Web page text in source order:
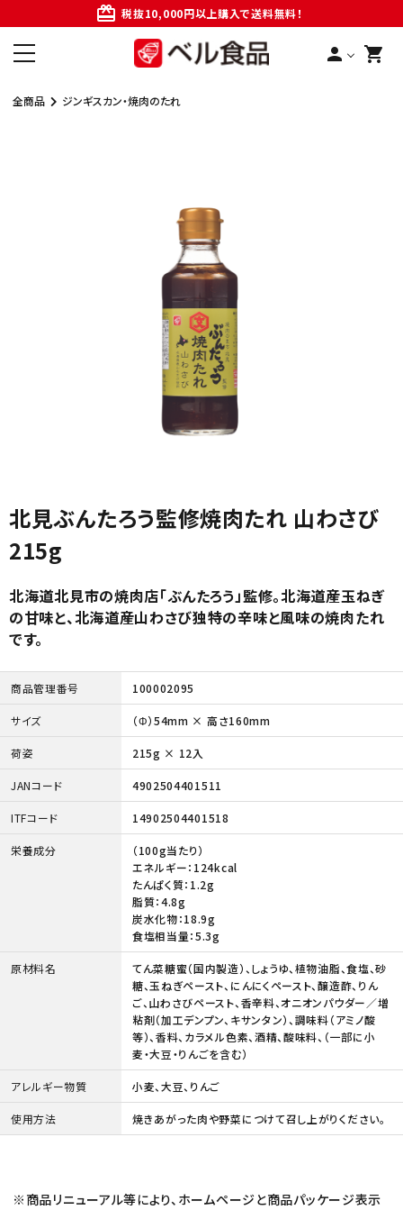
card_giftcard 税抜10,000円以上購入で送料無料！
person shopping_cart
全商品 ジンギスカン・焼肉のたれ
北見ぶんたろう監修焼肉たれ 山わさび
215g
北海道北見市の焼肉店「ぶんたろう」監修。北海道産玉ねぎ
の甘味と、北海道産山わさび独特の辛味と風味の焼肉たれ
です。
商品管理番号 100002095
サイズ （Φ）54mm × 高さ160mm
荷姿 215g × 12入
JANコード 4902504401511
ITFコード 14902504401518
栄養成分
（100g当たり）
エネルギー：124kcal
たんぱく質：1.2g
脂質：4.8g
炭水化物：18.9g
食塩相当量：5.3g
原材料名
てん菜糖蜜（国内製造）、しょうゆ、植物油脂、食塩、砂
糖、玉ねぎペースト、にんにくペースト、醸造酢、りん
ご、山わさびペースト、香辛料、オニオンパウダー／増
粘剤（加工デンプン、キサンタン）、調味料（アミノ酸
等）、香料、カラメル色素、酒精、酸味料、（一部に小
麦・大豆・りんごを含む）
アレルギー物質 小麦、大豆、りんご
使用方法 焼きあがった肉や野菜につけて召し上がりください。
※商品リニューアル等により、ホームページと商品パッケージ表示